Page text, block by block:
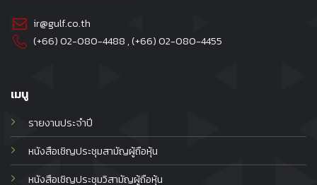
เมนู
รายงานประจำปี
หนังสือเชิญประชุมสามัญผู้ถือหุ้น
หนังสือเชิญประชุมวิสามัญผู้ถือหุ้น
ir@gulf.co.th
(+66) 02-080-4488 , (+66)02-080-4455